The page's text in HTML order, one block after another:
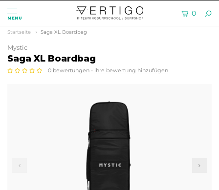
MENU
0
Startseite Saga XL Boardbag
Mystic
Saga XL Boardbag
0 bewertungen - ihre bewertung hinzufügen